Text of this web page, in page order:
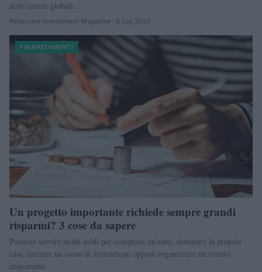
delle catene globali…
Redazione Investimenti Magazine · 6 Lug 2026
FINANZIAMENTI
Un progetto importante richiede sempre grandi
risparmi? 3 cose da sapere
Possono servire molti soldi per comprare un'auto, sistemare la propria
casa, iniziare un corso di formazione oppure organizzare un evento
importante.